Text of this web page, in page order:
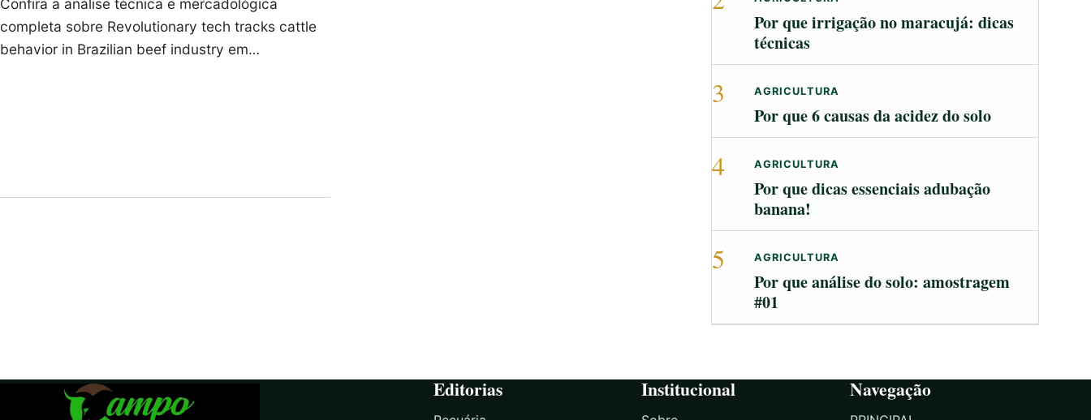
Confira a análise técnica e mercadológica
completa sobre Revolutionary tech tracks cattle
behavior in Brazilian beef industry em…
Por que irrigação no maracujá: dicas
técnicas
3 AGRICULTURA
Por que 6 causas da acidez do solo
4 AGRICULTURA
Por que dicas essenciais adubação
banana!
5 AGRICULTURA
Por que análise do solo: amostragem
#01
Editorias Institucional Navegação